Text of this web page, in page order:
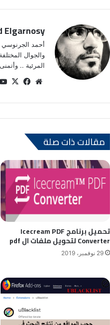
Elgarnosy
أحمد
والجوال
المرئية ..
موق
الوي
ب
في
وك
X
مقالات ذات صلة
تحميل برنامج Icecream PDF
Converter لتحويل ملفات ال pdf
29 نوفمبر، 2019